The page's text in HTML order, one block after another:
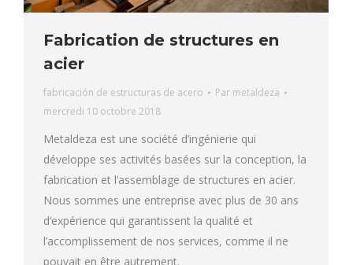
Fabrication de structures en
acier
fabricación de estructuras de acero Par metaldeza
mercredi 10 octobre 2018
Metaldeza est une société d’ingénierie qui
développe ses activités basées sur la conception, la
fabrication et l’assemblage de structures en acier.
Nous sommes une entreprise avec plus de 30 ans
d’expérience qui garantissent la qualité et
l’accomplissement de nos services, comme il ne
pouvait en être autrement.